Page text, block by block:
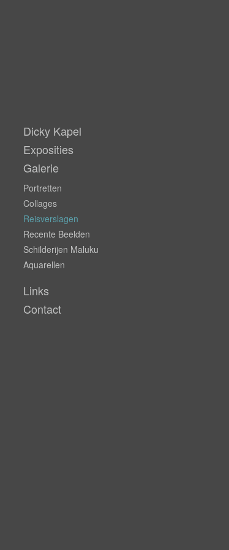
Dicky Kapel
Exposities
Galerie
Portretten
Collages
Reisverslagen
Recente Beelden
Schilderijen Maluku
Aquarellen
Links
Contact